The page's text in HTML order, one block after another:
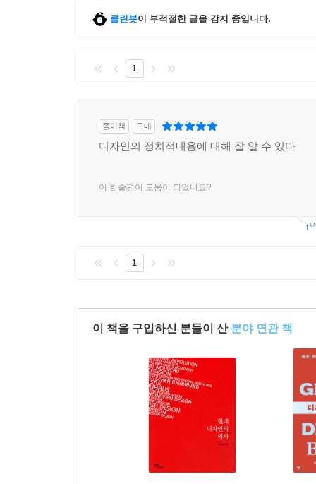
클린봇이 부적절한 글을 감지 중입니다.
1
종이책 구매
디자인의 정치적내용에 대해 잘 알 수 있다
이 한줄평이 도움이 되었나요?
1
이 책을 구입하신 분들이 산 분야 연관 책